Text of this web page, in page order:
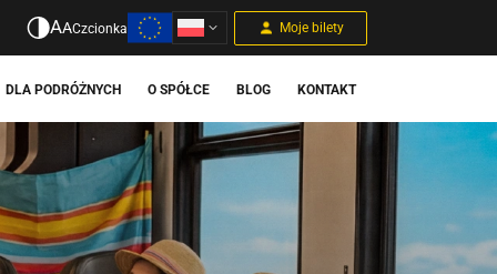
Moje bilety
AACzcionka
DLA PODRÓŻNYCH O SPÓŁCE BLOG KONTAKT